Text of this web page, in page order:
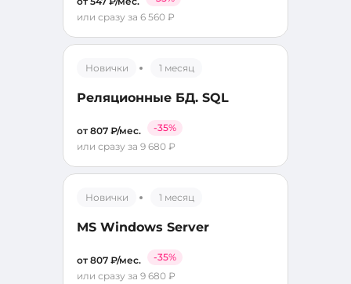
или сразу за 6 560 ₽
Новички 1 месяц
Реляционные БД. SQL
от 807 ₽/мес.
-35%
или сразу за 9 680 ₽
Новички 1 месяц
MS Windows Server
от 807 ₽/мес.
-35%
или сразу за 9 680 ₽